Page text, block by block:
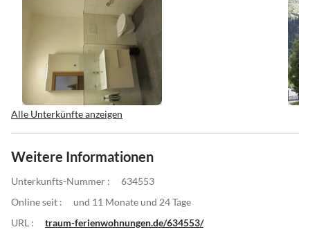
Alle Unterkünfte anzeigen
Weitere Informationen
Unterkunfts-Nummer :
634553
Online seit :
und 11 Monate und 24 Tage
URL :
traum-ferienwohnungen.de/634553/